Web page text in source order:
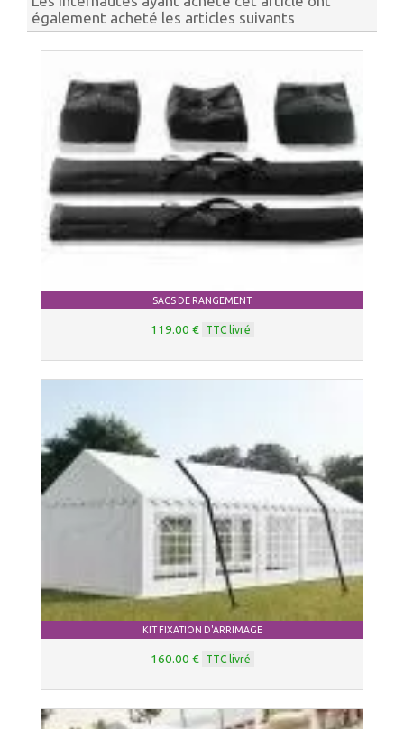
également acheté les articles suivants
SACS DE RANGEMENT
119.00 € TTC livré
KIT FIXATION D'ARRIMAGE
160.00 € TTC livré